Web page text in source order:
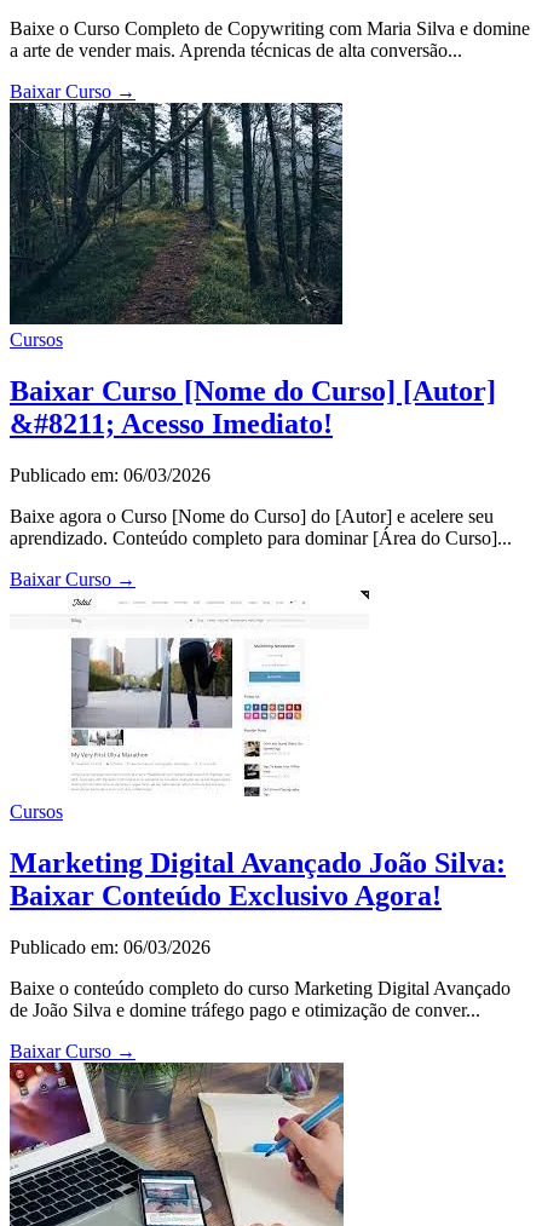
Baixe o Curso Completo de Copywriting com Maria Silva e domine
a arte de vender mais. Aprenda técnicas de alta conversão...
Baixar Curso →
Cursos
Baixar Curso [Nome do Curso] [Autor]
&#8211; Acesso Imediato!
Publicado em: 06/03/2026
Baixe agora o Curso [Nome do Curso] do [Autor] e acelere seu
aprendizado. Conteúdo completo para dominar [Área do Curso]...
Baixar Curso →
Cursos
Marketing Digital Avançado João Silva:
Baixar Conteúdo Exclusivo Agora!
Publicado em: 06/03/2026
Baixe o conteúdo completo do curso Marketing Digital Avançado
de João Silva e domine tráfego pago e otimização de conver...
Baixar Curso →